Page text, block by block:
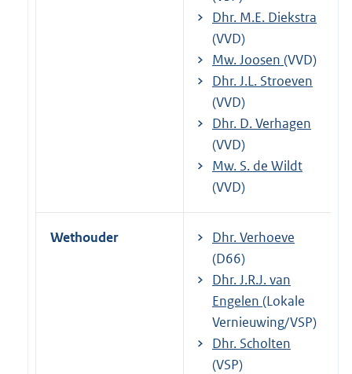
Dhr. M.E. Diekstra
(VVD)
Mw. Joosen (VVD)
Dhr. J.L. Stroeven
(VVD)
Dhr. D. Verhagen
(VVD)
Mw. S. de Wildt
(VVD)
Wethouder
Dhr. Verhoeve
(D66)
Dhr. J.R.J. van
Engelen (Lokale
Vernieuwing/VSP)
Dhr. Scholten
(VSP)